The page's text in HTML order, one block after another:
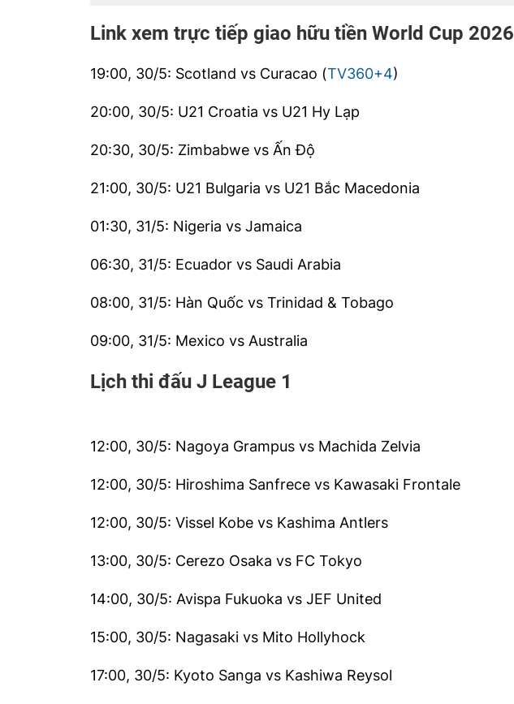
Link xem trực tiếp giao hữu tiền World Cup 2026
19:00, 30/5: Scotland vs Curacao (TV360+4)
20:00, 30/5: U21 Croatia vs U21 Hy Lạp
20:30, 30/5: Zimbabwe vs Ấn Độ
21:00, 30/5: U21 Bulgaria vs U21 Bắc Macedonia
01:30, 31/5: Nigeria vs Jamaica
06:30, 31/5: Ecuador vs Saudi Arabia
08:00, 31/5: Hàn Quốc vs Trinidad & Tobago
09:00, 31/5: Mexico vs Australia
Lịch thi đấu J League 1
12:00, 30/5: Nagoya Grampus vs Machida Zelvia
12:00, 30/5: Hiroshima Sanfrece vs Kawasaki Frontale
12:00, 30/5: Vissel Kobe vs Kashima Antlers
13:00, 30/5: Cerezo Osaka vs FC Tokyo
14:00, 30/5: Avispa Fukuoka vs JEF United
15:00, 30/5: Nagasaki vs Mito Hollyhock
17:00, 30/5: Kyoto Sanga vs Kashiwa Reysol